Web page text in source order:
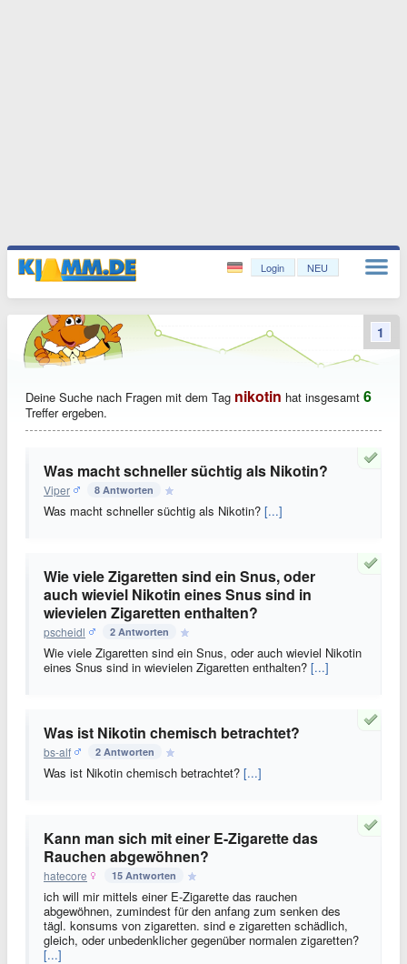
Login NEU
Deine Suche nach Fragen mit dem Tag nikotin hat insgesamt 6
Treffer ergeben.
Was macht schneller süchtig als Nikotin?
Viper 8 Antworten
Was macht schneller süchtig als Nikotin? [...]
Wie viele Zigaretten sind ein Snus, oder
auch wieviel Nikotin eines Snus sind in
wievielen Zigaretten enthalten?
pscheidl 2 Antworten
Wie viele Zigaretten sind ein Snus, oder auch wieviel Nikotin
eines Snus sind in wievielen Zigaretten enthalten? [...]
Was ist Nikotin chemisch betrachtet?
bs-alf 2 Antworten
Was ist Nikotin chemisch betrachtet? [...]
Kann man sich mit einer E-Zigarette das
Rauchen abgewöhnen?
hatecore 15 Antworten
ich will mir mittels einer E-Zigarette das rauchen
abgewöhnen, zumindest für den anfang zum senken des
tägl. konsums von zigaretten. sind e zigaretten schädlich,
gleich, oder unbedenklicher gegenüber normalen zigaretten?
[...]
1